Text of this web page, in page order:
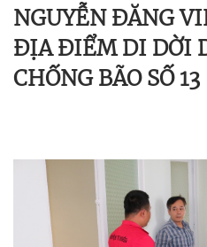
NGUYỄN ĐĂNG
ĐỊA ĐIỂM DI DỜI
CHỐNG BÃO SỐ 13